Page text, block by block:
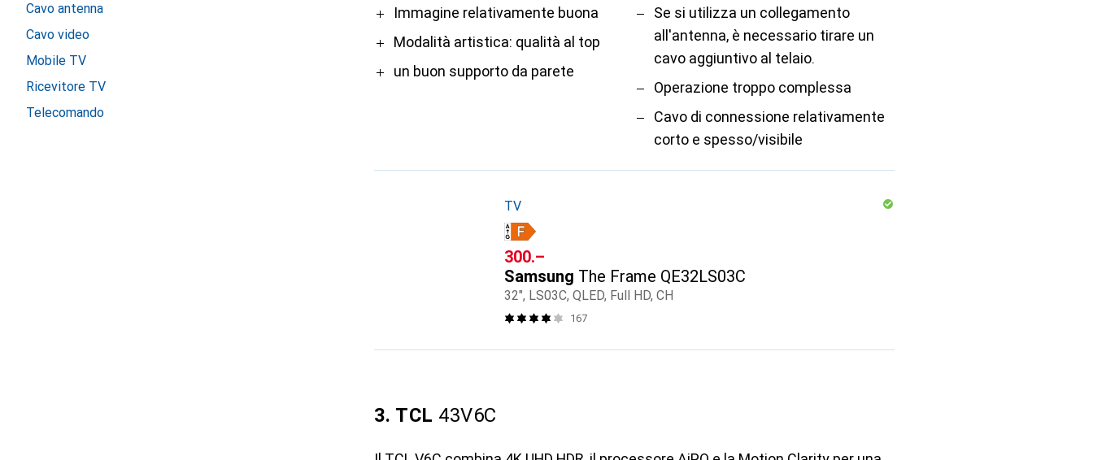
Cavo antenna
Cavo video
Mobile TV
Ricevitore TV
Telecomando
ProImmagine relativamente buona
Modalità artistica: qualità al top
un buon supporto da parete
Contro
Se si utilizza un collegamento
all'antenna, è necessario tirare un
cavo aggiuntivo al telaio.
Operazione troppo complessa
Cavo di connessione relativamente
corto e spesso/visibile
TV
CHF
300.–
Samsung The Frame QE32LS03C
32", LS03C, QLED, Full HD, CH
167
3. TCL 43V6C